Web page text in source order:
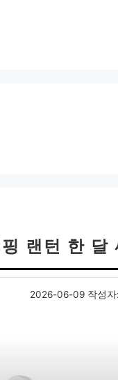
랜턴 한 달
2026-06-09 작성자: